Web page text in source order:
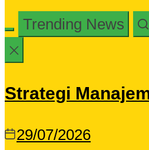
Trending News
Strategi
29/07/2026